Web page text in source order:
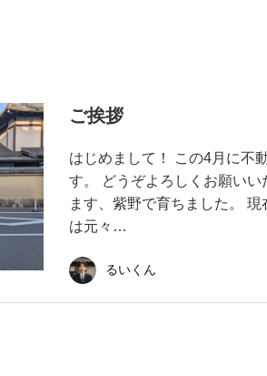
ご挨拶
はじめまして！ この4月に不
す。 どうぞよろしくお願い
ます、紫野で育ちました。
は元々…
るいくん